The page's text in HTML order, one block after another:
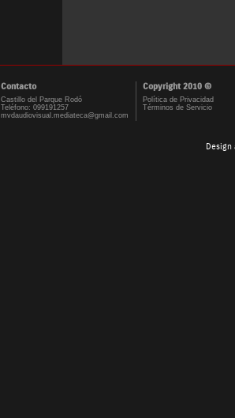
Contacto Copyright 2010 ©
Castillo del Parque Rodó
Teléfono: 099191257
mvdaudiovisual.mediateca@gmail.com
Política de Privacidad
Términos de Servicio